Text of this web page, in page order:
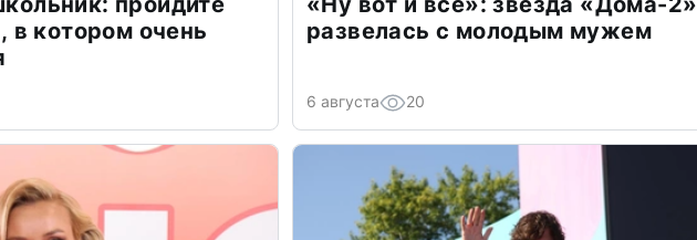
в котором очень
развелась с молодым мужем
6 августа 20